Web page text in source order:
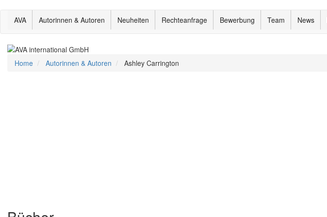
Inhalt
AVA Autorinnen & Autoren Neuheiten Rechteanfrage Bewerbung Team News
Home Autorinnen & Autoren Ashley Carrington